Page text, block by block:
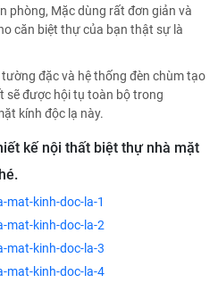
phòng, Mặc dùng rất đơn giản và
căn biệt thự của bạn thật sự là
đặc và hệ thống đèn chùm tạo
sẽ được hội tụ toàn bộ trong
kính độc lạ này.
kế nội thất biệt thự nhà mặt